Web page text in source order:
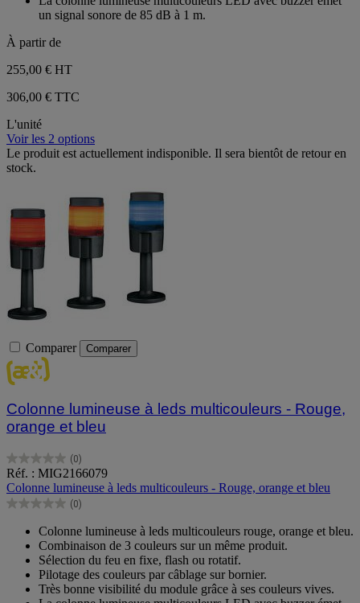
un signal sonore de 85 dB à 1 m.
À partir de
255,00 € HT
306,00 € TTC
L'unité
Voir les 2 options
Le produit est actuellement indisponible. Il sera bientôt de retour en
stock.
Comparer Comparer
Colonne lumineuse à leds multicouleurs - Rouge,
orange et bleu
(0)
0.0
sur
5
étoiles.
Réf. : MIG2166079
Colonne lumineuse à leds multicouleurs - Rouge, orange et bleu
(0)
0.0
étoiles.
Colonne lumineuse à leds multicouleurs rouge, orange et bleu.
Combinaison de 3 couleurs sur un même produit.
Sélection du feu en fixe, flash ou rotatif.
Pilotage des couleurs par câblage sur bornier.
Très bonne visibilité du module grâce à ses couleurs vives.